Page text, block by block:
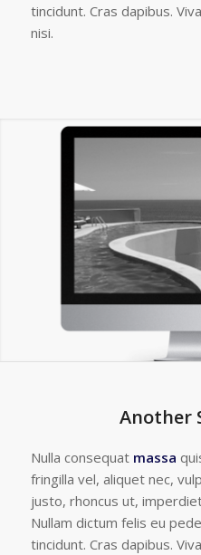
tincidunt. Cras dapibus.
nisi.
Another
Nulla consequat massa
fringilla vel, aliquet nec,
justo, rhoncus ut,
Nullam dictum felis eu
tincidunt. Cras dapibus.